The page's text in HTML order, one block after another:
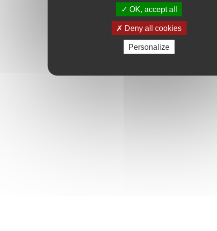
OK, accept all
Deny all cookies
Personalize